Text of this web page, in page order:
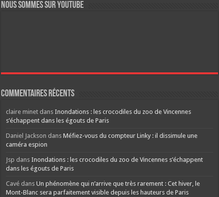
Nous sommes sur YouTube
Commentaires récents
claire minet dansInondations : les crocodiles du zoo de Vincennes
s’échappent dans les égouts de Paris
Daniel Jackson dansMéfiez-vous du compteur Linky : il dissimule une
caméra espion
Jsp dansInondations : les crocodiles du zoo de Vincennes s’échappent
dans les égouts de Paris
Cavé dansUn phénomène qui n’arrive que très rarement : Cet hiver, le
Mont-Blanc sera parfaitement visible depuis les hauteurs de Paris